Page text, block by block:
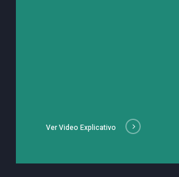
Ver Video Explicativo